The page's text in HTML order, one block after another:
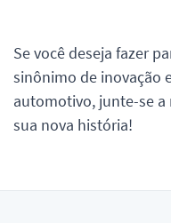
Se você deseja fazer
sinônimo de inovação
automotivo, junte-se
sua nova história!